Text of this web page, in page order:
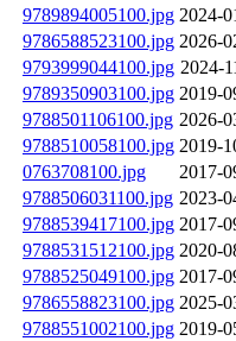
9789894005100.jpg 2024-
9786588523100.jpg 2026-
9793999044100.jpg 2024-
9789350903100.jpg 2019-
9788501106100.jpg 2026-
9788510058100.jpg 2019-
0763708100.jpg
2017-
9788506031100.jpg 2023-
9788539417100.jpg 2017-
9788531512100.jpg 2020-
9788525049100.jpg 2017-
9786558823100.jpg 2025-
9788551002100.jpg 2019-